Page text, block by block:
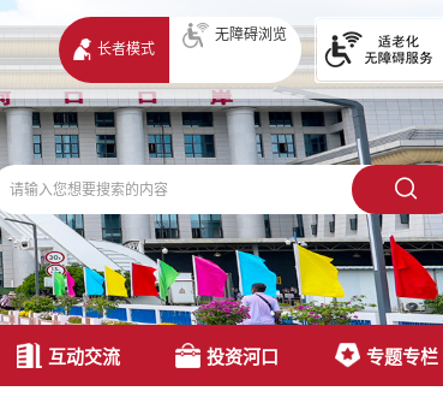
长者模式
无障碍浏览
互动交流 投资河口 专题专栏